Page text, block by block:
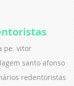
pe. vitor
santo afonso
redentoristas